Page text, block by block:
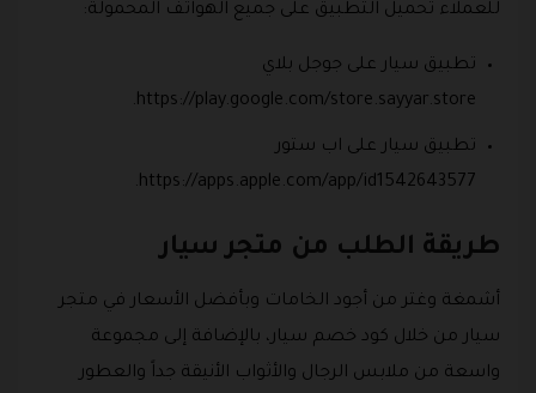
للعملاء تحميل التطبيق على جميع الهواتف المحمولة:
تطبيق سيار على جوجل بلاي
https://play.google.com/store.sayyar.store.
تطبيق سيار على اب ستور
https://apps.apple.com/app/id1542643577.
طريقة الطلب من متجر سيار
أشمغة وغتر من أجود الخامات وبأفضل الأسعار في متجر
سيار من خلال كود خصم سيار، بالإضافة إلى مجموعة
واسعة من ملابس الرجال والأثواب الأنيقة جداً والعطور